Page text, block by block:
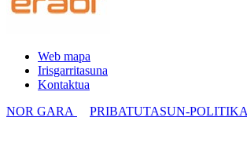
Web mapa
Irisgarritasuna
Kontaktua
NOR GARA
PRIBATUTASUN-POLITIKA